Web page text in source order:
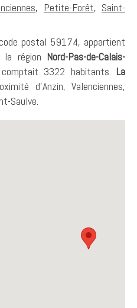
, Petite-Forêt, Saint-
postal 59174, appartient
région Nord-Pas-de-Calais-
3322 habitants. La
d'Anzin, Valenciennes,
Saulve.